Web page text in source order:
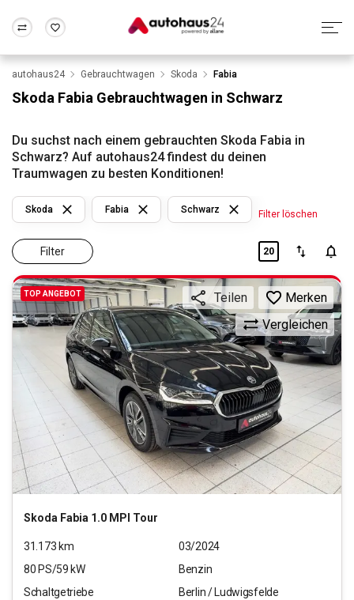
Wir bewerten dein Auto
Alle Fragen & Antworten
Rund um die Inzahlungnahme
Frankfurt Wuppertal
autohaus24 Gebrauchtwagen Skoda Fabia
Skoda Fabia Gebrauchtwagen in Schwarz
Du suchst nach einem gebrauchten Skoda Fabia in
Schwarz? Auf autohaus24 findest du deinen
Traumwagen zu besten Konditionen!
Filter
Skoda Fabia Schwarz Filter löschen
20
TOP ANGEBOT
Skoda Fabia 1.0 MPI Tour
Vergleichen
Teilen Merken
31.173 km
03/2024
80 PS/59 kW
Benzin
Schaltgetriebe
Berlin / Ludwigsfelde